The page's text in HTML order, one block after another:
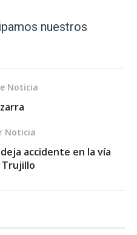
nuestros
Noticia
Noticia
accidente en la vía